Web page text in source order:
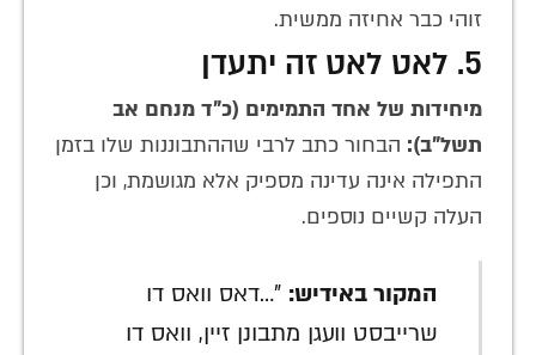
זוהי כבר אחיזה ממשית.
5. לאט לאט זה יתעדן
מיחידות של אחד התמימים (כ"ד מנחם אב
תשל"ב): הבחור כתב לרבי שההתבוננות שלו בזמן
התפילה אינה עדינה מספיק אלא מגושמת, וכן
העלה קשיים נוספים.
המקור באידיש: "…דאס וואס דו
שרייבסט וועגן מתבונן זיין, וואס דו